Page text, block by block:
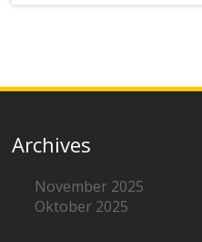
Archives
November 2025
Oktober 2025